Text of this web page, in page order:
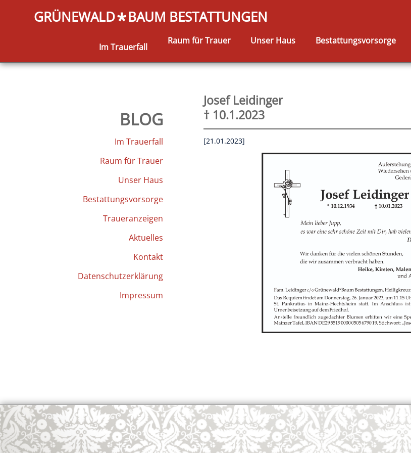
European Commission | Cookies Policy
GRÜNEWALD*BAUM BESTATTUNGEN
Im Trauerfall
Raum für Trauer Unser Haus Bestattungsvorsorge
BLOG
Im Trauerfall
Raum für Trauer
Unser Haus
Bestattungsvorsorge
Traueranzeigen
Aktuelles
Kontakt
Datenschutzerklärung
Impressum
Josef Leidinger
† 10.1.2023
[21.01.2023]